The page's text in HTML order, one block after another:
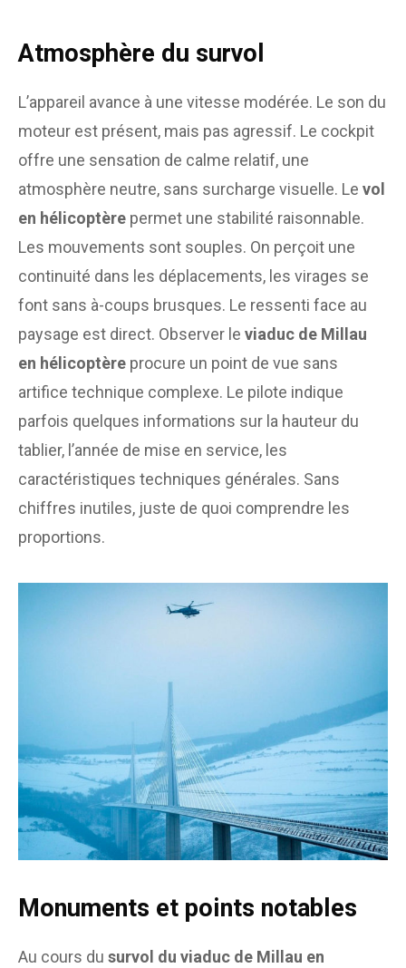
Atmosphère du survol
L’appareil avance à une vitesse modérée. Le son du
moteur est présent, mais pas agressif. Le cockpit
offre une sensation de calme relatif, une
atmosphère neutre, sans surcharge visuelle. Le vol
en hélicoptère permet une stabilité raisonnable.
Les mouvements sont souples. On perçoit une
continuité dans les déplacements, les virages se
font sans à-coups brusques. Le ressenti face au
paysage est direct. Observer le viaduc de Millau
en hélicoptère procure un point de vue sans
artifice technique complexe. Le pilote indique
parfois quelques informations sur la hauteur du
tablier, l’année de mise en service, les
caractéristiques techniques générales. Sans
chiffres inutiles, juste de quoi comprendre les
proportions.
Monuments et points notables
Au cours du survol du viaduc de Millau en